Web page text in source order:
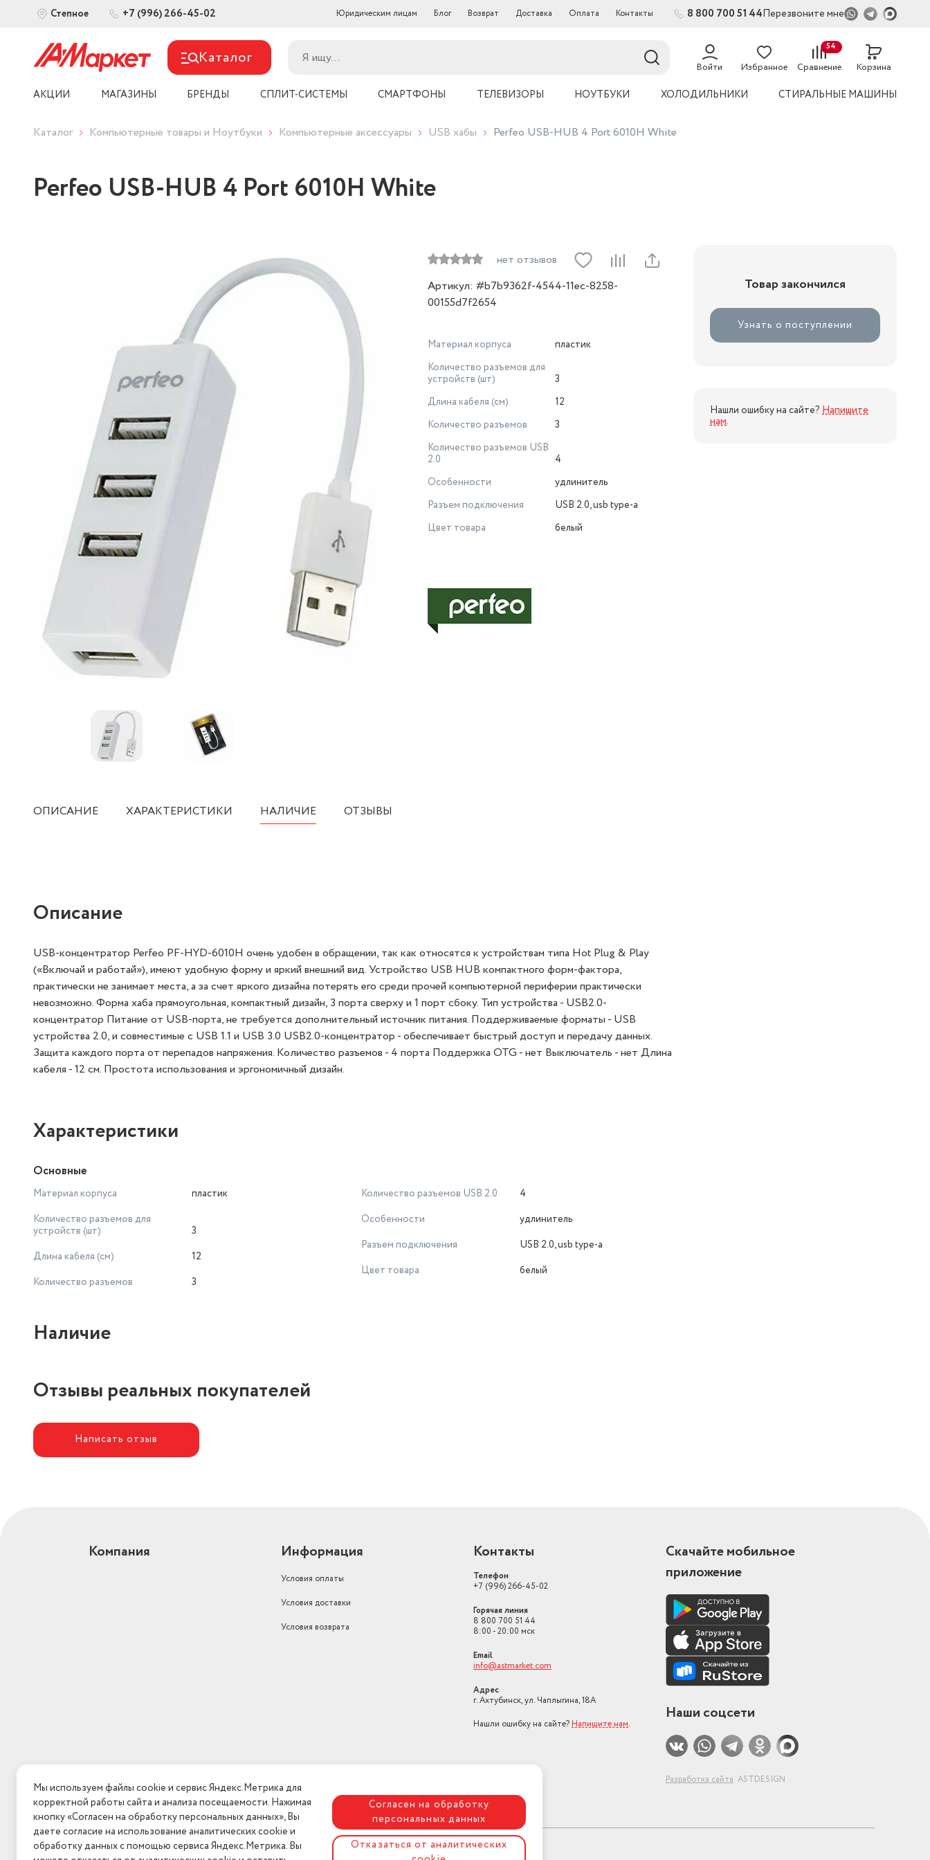
Степное +7 (996) 266-45-02 Юридическим лицам Блог Возврат Доставка Оплата Контакты 8 800 700 51 44Перезвоните мне
Каталог Войти Избранное Сравнение
54
Корзина
АКЦИИ МАГАЗИНЫ БРЕНДЫ СПЛИТ-СИСТЕМЫ СМАРТФОНЫ ТЕЛЕВИЗОРЫ НОУТБУКИ ХОЛОДИЛЬНИКИ СТИРАЛЬНЫЕ МАШИНЫ
Каталог Компьютерные товары и Ноутбуки Компьютерные аксессуары USB хабы Perfeo USB-HUB 4 Port 6010H White
Perfeo USB-HUB 4 Port 6010H White
нет отзывов
Артикул: #b7b9362f-4544-11ec-8258-
00155d7f2654
Материал корпуса
пластик
Количество разъемов для
устройств (шт)
3
Длина кабеля (см)
12
Количество разъемов
3
Количество разъемов USB
2.0
4
Особенности
удлинитель
Разъем подключения
USB 2.0, usb type-a
Цвет товара
белый
Товар закончился
Узнать о поступлении
Нашли ошибку на сайте? Напишите
нам.
ОПИСАНИЕ ХАРАКТЕРИСТИКИ НАЛИЧИЕ ОТЗЫВЫ
Описание
USB-концентратор Perfeo PF-HYD-6010H очень удобен в обращении, так как относятся к устройствам типа Hot Plug & Play
(«Включай и работай»), имеют удобную форму и яркий внешний вид. Устройство USB HUB компактного форм-фактора,
практически не занимает места, а за счет яркого дизайна потерять его среди прочей компьютерной периферии практически
невозможно. Форма хаба прямоугольная, компактный дизайн, 3 порта сверху и 1 порт сбоку. Тип устройства - USB2.0-
концентратор Питание от USB-порта, не требуется дополнительный источник питания. Поддерживаемые форматы - USB
устройства 2.0, и совместимые с USB 1.1 и USB 3.0 USB2.0-концентратор - обеспечивает быстрый доступ и передачу данных.
Защита каждого порта от перепадов напряжения. Количество разъемов - 4 порта Поддержка OTG - нет Выключатель - нет Длина
кабеля - 12 см. Простота использования и эргономичный дизайн.
Характеристики
Основные
Материал корпуса
пластик
Количество разъемов для
устройств (шт)
3
Длина кабеля (см)
12
Количество разъемов
3
Количество разъемов USB 2.0
4
Особенности
удлинитель
Разъем подключения
USB 2.0, usb type-a
Цвет товара
белый
Наличие
Отзывы реальных покупателей
Написать отзыв
Компания Информация
Условия оплаты
Условия доставки
Условия возврата
Контакты
Телефон
+7 (996) 266-45-02
Горячая линия
8 800 700 51 44
8:00 - 20:00 мск
Email
info@astmarket.com
Адрес
г. Ахтубинск, ул. Чаплыгина, 18А
Нашли ошибку на сайте? Напишите нам.
Скачайте мобильное
приложение
Наши соцсети
Разработка сайта ASTDESIGN
Мы используем файлы cookie и сервис Яндекс.Метрика для
корректной работы сайта и анализа посещаемости. Нажимая
кнопку «Согласен на обработку персональных данных», Вы
даете согласие на использование аналитических cookie и
обработку данных с помощью сервиса Яндекс.Метрика. Вы
Согласен на обработку
персональных данных
Отказаться от аналитических